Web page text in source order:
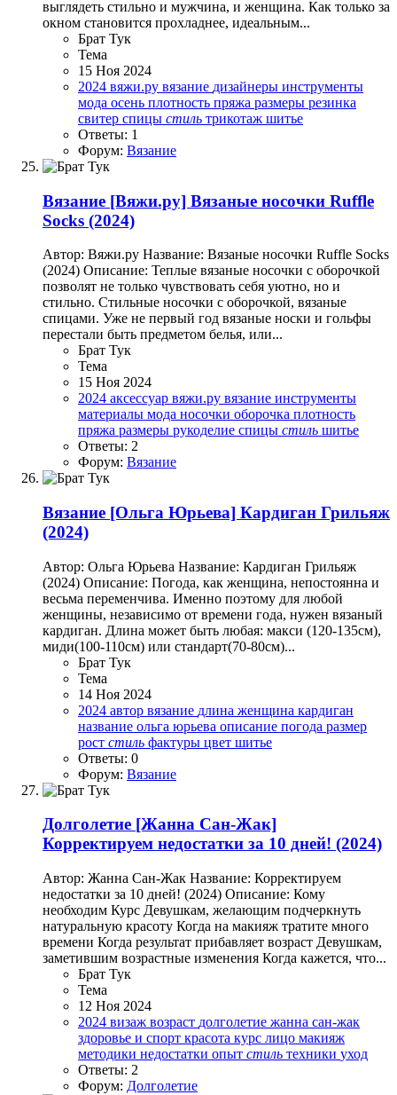
выглядеть стильно и мужчина, и женщина. Как только за
окном становится прохладнее, идеальным...
Брат Тук
Тема
15 Ноя 2024
2024 вяжи.ру вязание дизайнеры инструменты
мода осень плотность пряжа размеры резинка
свитер спицы стиль трикотаж шитье
Ответы: 1
Форум: Вязание
Вязание [Вяжи.ру] Вязаные носочки Ruffle
Socks (2024)
Автор: Вяжи.ру Название: Вязаные носочки Ruffle Socks
(2024) Описание: Теплые вязаные носочки с оборочкой
позволят не только чувствовать себя уютно, но и
стильно. Стильные носочки с оборочкой, вязаные
спицами. Уже не первый год вязаные носки и гольфы
перестали быть предметом белья, или...
Брат Тук
Тема
15 Ноя 2024
2024 аксессуар вяжи.ру вязание инструменты
материалы мода носочки оборочка плотность
пряжа размеры рукоделие спицы стиль шитье
Ответы: 2
Форум: Вязание
Вязание [Ольга Юрьева] Кардиган Грильяж
(2024)
Автор: Ольга Юрьева Название: Кардиган Грильяж
(2024) Описание: Погода, как женщина, непостоянна и
весьма переменчива. Именно поэтому для любой
женщины, независимо от времени года, нужен вязаный
кардиган. Длина может быть любая: макси (120-135см),
миди(100-110см) или стандарт(70-80см)...
Брат Тук
Тема
14 Ноя 2024
2024 автор вязание длина женщина кардиган
название ольга юрьева описание погода размер
рост стиль фактуры цвет шитье
Ответы: 0
Форум: Вязание
Долголетие [Жанна Сан-Жак]
Корректируем недостатки за 10 дней! (2024)
Автор: Жанна Сан-Жак Название: Корректируем
недостатки за 10 дней! (2024) Описание: Кому
необходим Курс Девушкам, желающим подчеркнуть
натуральную красоту Когда на макияж тратите много
времени Когда результат прибавляет возраст Девушкам,
заметившим возрастные изменения Когда кажется, что...
Брат Тук
Тема
12 Ноя 2024
2024 визаж возраст долголетие жанна сан-жак
здоровье и спорт красота курс лицо макияж
методики недостатки опыт стиль техники уход
Ответы: 2
Форум: Долголетие